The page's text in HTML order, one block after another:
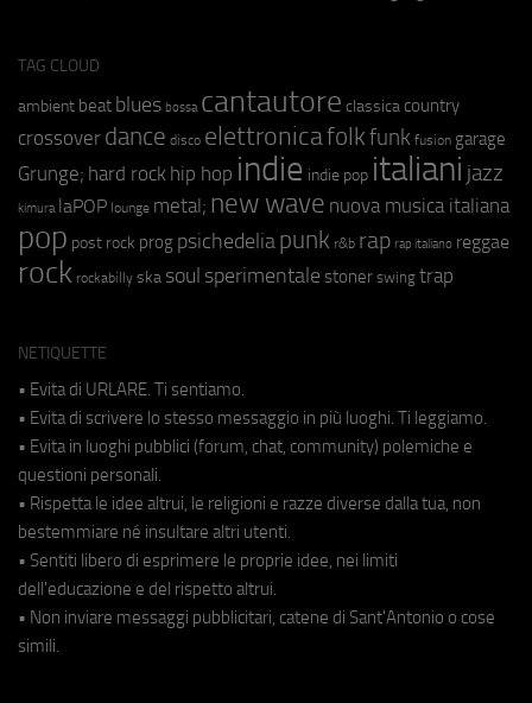
TAG CLOUD
ambient beat blues bossa cantautore classica country
crossover dance disco elettronicafolkfunk fusion garage
Grunge; hard rock hip hop indie indie pop italiani jazz
kimura laPOP lounge metal; new wave nuova musica italiana
pop post rock prog psichedeliapunk r&b rap rap italiano reggae
rock rockabilly ska soul sperimentale stoner swing trap
NETIQUETTE
• Evita di URLARE. Ti sentiamo.
• Evita di scrivere lo stesso messaggio in più luoghi. Ti leggiamo.
• Evita in luoghi pubblici (forum, chat, community) polemiche e
questioni personali.
• Rispetta le idee altrui, le religioni e razze diverse dalla tua, non
bestemmiare né insultare altri utenti.
• Sentiti libero di esprimere le proprie idee, nei limiti
dell'educazione e del rispetto altrui.
• Non inviare messaggi pubblicitari, catene di Sant'Antonio o cose
simili.